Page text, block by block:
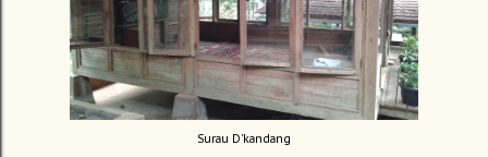
Surau D'kandang